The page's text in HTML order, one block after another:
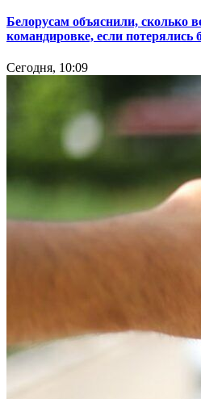
Белорусам объяснили, сколько
командировке, если потерялись
Сегодня, 10:09